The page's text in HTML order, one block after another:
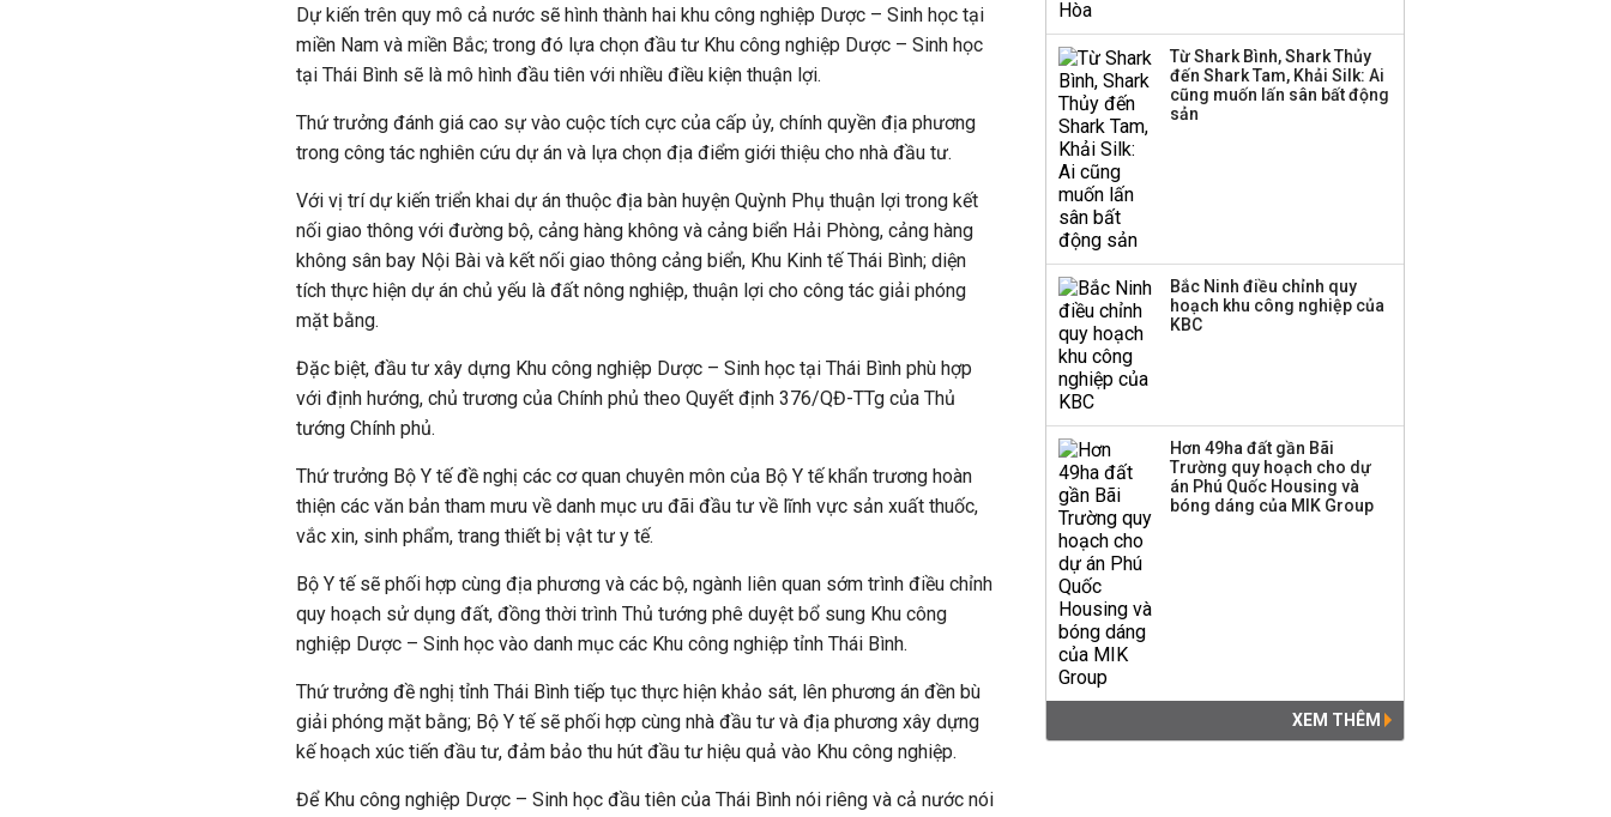
Dự kiến trên quy mô cả nước sẽ hình thành hai khu công nghiệp Dược – Sinh học tại
miền Nam và miền Bắc; trong đó lựa chọn đầu tư Khu công nghiệp Dược – Sinh học
tại Thái Bình sẽ là mô hình đầu tiên với nhiều điều kiện thuận lợi.
Thứ trưởng đánh giá cao sự vào cuộc tích cực của cấp ủy, chính quyền địa phương
trong công tác nghiên cứu dự án và lựa chọn địa điểm giới thiệu cho nhà đầu tư.
Với vị trí dự kiến triển khai dự án thuộc địa bàn huyện Quỳnh Phụ thuận lợi trong kết
nối giao thông với đường bộ, cảng hàng không và cảng biển Hải Phòng, cảng hàng
không sân bay Nội Bài và kết nối giao thông cảng biển, Khu Kinh tế Thái Bình; diện
tích thực hiện dự án chủ yếu là đất nông nghiệp, thuận lợi cho công tác giải phóng
mặt bằng.
Đặc biệt, đầu tư xây dựng Khu công nghiệp Dược – Sinh học tại Thái Bình phù hợp
với định hướng, chủ trương của Chính phủ theo Quyết định 376/QĐ-TTg của Thủ
tướng Chính phủ.
Thứ trưởng Bộ Y tế đề nghị các cơ quan chuyên môn của Bộ Y tế khẩn trương hoàn
thiện các văn bản tham mưu về danh mục ưu đãi đầu tư về lĩnh vực sản xuất thuốc,
vắc xin, sinh phẩm, trang thiết bị vật tư y tế.
Bộ Y tế sẽ phối hợp cùng địa phương và các bộ, ngành liên quan sớm trình điều chỉnh
quy hoạch sử dụng đất, đồng thời trình Thủ tướng phê duyệt bổ sung Khu công
nghiệp Dược – Sinh học vào danh mục các Khu công nghiệp tỉnh Thái Bình.
Thứ trưởng đề nghị tỉnh Thái Bình tiếp tục thực hiện khảo sát, lên phương án đền bù
giải phóng mặt bằng; Bộ Y tế sẽ phối hợp cùng nhà đầu tư và địa phương xây dựng
kế hoạch xúc tiến đầu tư, đảm bảo thu hút đầu tư hiệu quả vào Khu công nghiệp.
Để Khu công nghiệp Dược – Sinh học đầu tiên của Thái Bình nói riêng và cả nước nói
Huấn Hoa Hồng bỗng
dưng ‘biến mất’, một
công ty khác đã giải thể
Từ Shark Bình, Shark Thủy
đến Shark Tam, Khải Silk: Ai
cũng muốn lấn sân bất động
sản
Bắc Ninh điều chỉnh quy
hoạch khu công nghiệp của
KBC
Hơn 49ha đất gần Bãi
Trường quy hoạch cho dự
án Phú Quốc Housing và
bóng dáng của MIK Group
XEM THÊM